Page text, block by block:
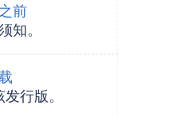
前
知。
行版。